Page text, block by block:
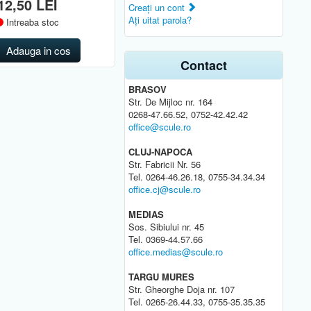
LEI
Intreaba stoc
Adauga in cos
Creaţi un cont
Aţi uitat parola?
Contact
BRASOV
Str. De Mijloc nr. 164
0268-47.66.52, 0752-42.42.42
office@scule.ro
CLUJ-NAPOCA
Str. Fabricii Nr. 56
Tel. 0264-46.26.18, 0755-34.34.34
office.cj@scule.ro
MEDIAS
Sos. Sibiului nr. 45
Tel. 0369-44.57.66
office.medias@scule.ro
TARGU MURES
Str. Gheorghe Doja nr. 107
Tel. 0265-26.44.33, 0755-35.35.35